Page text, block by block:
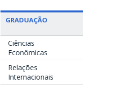
GRADUAÇÃO
Ciências
Econômicas
Relações
Internacionais